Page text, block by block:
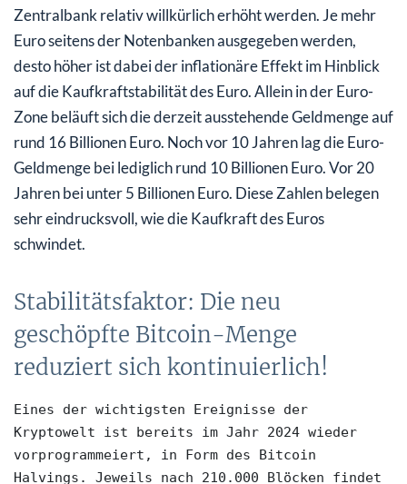
Zentralbank relativ willkürlich erhöht werden. Je mehr
Euro seitens der Notenbanken ausgegeben werden,
desto höher ist dabei der inflationäre Effekt im Hinblick
auf die Kaufkraftstabilität des Euro. Allein in der Euro-
Zone beläuft sich die derzeit ausstehende Geldmenge auf
rund 16 Billionen Euro. Noch vor 10 Jahren lag die Euro-
Geldmenge bei lediglich rund 10 Billionen Euro. Vor 20
Jahren bei unter 5 Billionen Euro. Diese Zahlen belegen
sehr eindrucksvoll, wie die Kaufkraft des Euros
schwindet.
Stabilitätsfaktor: Die neu
geschöpfte Bitcoin-Menge
reduziert sich kontinuierlich!
Eines der wichtigsten Ereignisse der
Kryptowelt ist bereits im Jahr 2024 wieder
vorprogrammeiert, in Form des Bitcoin
Halvings. Jeweils nach 210.000 Blöcken findet